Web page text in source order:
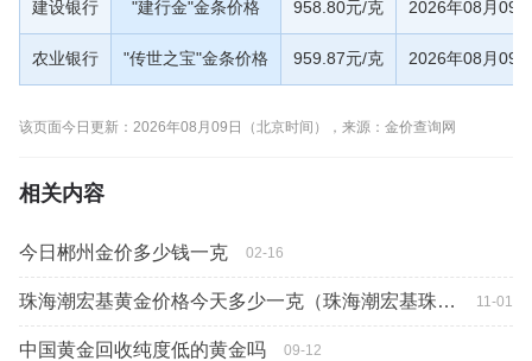
建设银行 "建行金"金条价格 958.80元/克 2026年08月09
农业银行 "传世之宝"金条价格 959.87元/克 2026年08月09
该页面今日更新：2026年08月09日（北京时间），来源：金价查询网
相关内容
今日郴州金价多少钱一克 02-16
珠海潮宏基黄金价格今天多少一克（珠海潮宏基珠宝门店） 11-01
中国黄金回收纯度低的黄金吗 09-12